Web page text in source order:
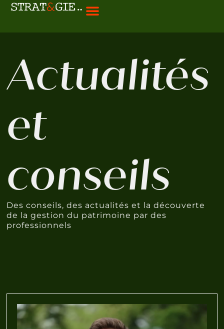
Actualités
et
conseils
Des conseils, des actualités et la découverte
de la gestion du patrimoine par des
professionnels